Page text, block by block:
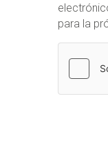
para la